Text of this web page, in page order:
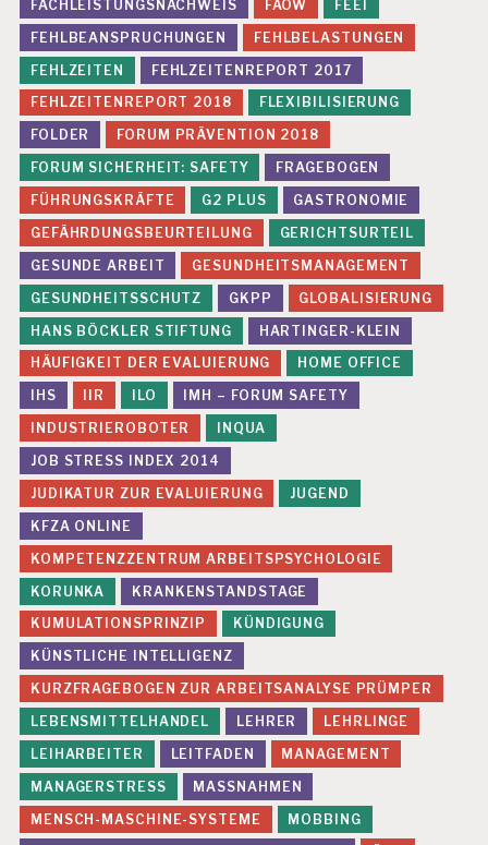
Y
C
H
I
S
C
H
E
G
E
S
U
N
D
H
E
I
T
S
T
U
D
I
E
T
E
C
H
N
I
K
E
R
K
R
A
N
K
E
FACHLEISTUNGSNACHWEIS
FAOW
FEEI
FEHLBEANSPRUCHUNGEN
FEHLBELASTUNGEN
FEHLZEITEN
FEHLZEITENREPORT 2017
FEHLZEITENREPORT 2018
FLEXIBILISIERUNG
FOLDER
FORUM PRÄVENTION 2018
FORUM SICHERHEIT: SAFETY
FRAGEBOGEN
FÜHRUNGSKRÄFTE
G2 PLUS
GASTRONOMIE
GEFÄHRDUNGSBEURTEILUNG
GERICHTSURTEIL
GESUNDE ARBEIT
GESUNDHEITSMANAGEMENT
GESUNDHEITSSCHUTZ
GKPP
GLOBALISIERUNG
HANS BÖCKLER STIFTUNG
HARTINGER-KLEIN
HÄUFIGKEIT DER EVALUIERUNG
HOME OFFICE
IHS
IIR ILO
IMH – FORUM SAFETY
INDUSTRIEROBOTER
INQUA
JOB STRESS INDEX 2014
JUDIKATUR ZUR EVALUIERUNG
JUGEND
KFZA ONLINE
KOMPETENZZENTRUM ARBEITSPSYCHOLOGIE
KORUNKA
KRANKENSTANDSTAGE
KUMULATIONSPRINZIP
KÜNDIGUNG
KÜNSTLICHE INTELLIGENZ
KURZFRAGEBOGEN ZUR ARBEITSANALYSE PRÜMPER
LEBENSMITTELHANDEL
LEHRER
LEHRLINGE
LEIHARBEITER
LEITFADEN
MANAGEMENT
MANAGERSTRESS
MASSNAHMEN
MENSCH-MASCHINE-SYSTEME
MOBBING